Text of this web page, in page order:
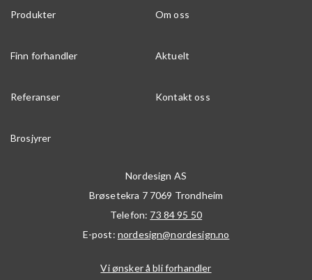
Produkter Om oss
Finn forhandler Aktuelt
Referanser Kontakt oss
Brosjyrer
Nordesign AS
Brøsetekra 7 7069 Trondheim
Telefon: 73 84 95 50
E-post: nordesign@nordesign.no
Vi ønsker å bli forhandler